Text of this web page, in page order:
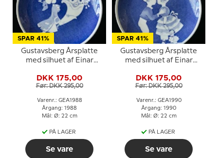
SPAR 41%
Gustavsberg Årsplatte
med silhuet af Einar
DKK 175,00
Før: DKK 295,00
Varenr.: GEA1988
Årgang: 1988
Mål: Ø: 22 cm
PÅ LAGER
Se vare
SPAR 41%
Gustavsberg Årsplatte
med silhuet af Einar
DKK 175,00
Før: DKK 295,00
Varenr.: GEA1990
Årgang: 1990
Mål: Ø: 22 cm
PÅ LAGER
Se vare